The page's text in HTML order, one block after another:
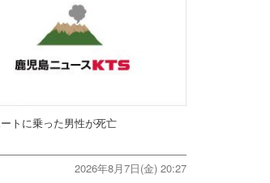
トに乗った男性が死亡
2026年8月7日(金) 20:27